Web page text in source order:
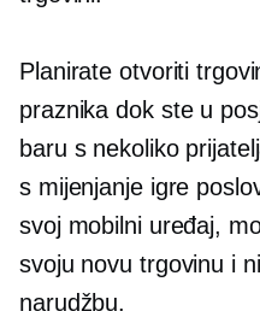
Planirate otvoriti
praznika dok ste u
baru s nekoliko
s mijenjanje igre
svoj mobilni uređaj,
svoju novu trgovinu i
narudžbu.